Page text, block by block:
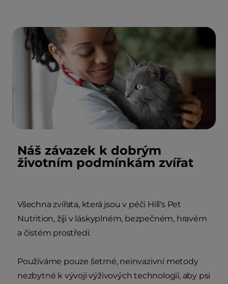
Náš závazek k dobrým
životním podmínkám zvířat
Všechna zvířata, která jsou v péči Hill's Pet
Nutrition, žijí v láskyplném, bezpečném, hravém
a čistém prostředí.
Používáme pouze šetrné, neinvazivní metody
nezbytné k vývoji výživových technologií, aby psi